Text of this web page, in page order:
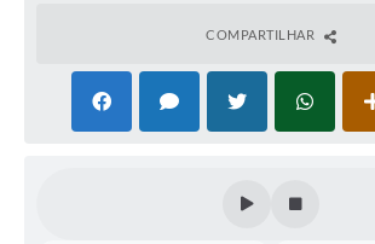
COMPARTILHAR